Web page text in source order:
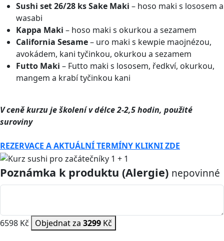
Sushi set 26/28 ks Sake Maki – hoso maki s lososem a
wasabi
Kappa Maki – hoso maki s okurkou a sezamem
California Sesame– uro maki s kewpie maojnézou,
avokádem, kani tyčinkou, okurkou a sezamem
Futto Maki – Futto maki s lososem, ředkví, okurkou,
mangem a krabí tyčinkou kani
V ceně kurzu je školení v délce 2-2,5 hodin, použité
suroviny
REZERVACE A AKTUÁLNÍ TERMÍNY KLIKNI ZDE
Poznámka k produktu (Alergie) nepovinné
6598 Kč Objednat za 3299 Kč